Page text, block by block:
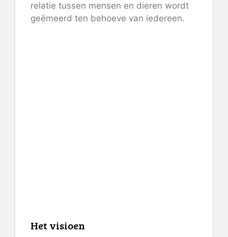
relatie tussen mensen en dieren wordt
geëmeerd ten behoeve van iedereen.
Het visioen